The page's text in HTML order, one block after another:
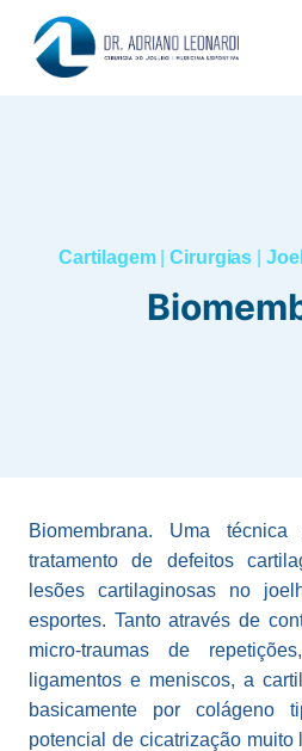
para
Cartilagem|Cirurgias
Biomembrana. Uma
tratamento de defeitos
lesões cartilaginosas no
esportes. Tanto através de
micro-traumas de
ligamentos e meniscos, a
basicamente por colágeno
potencial de cicatrização muito